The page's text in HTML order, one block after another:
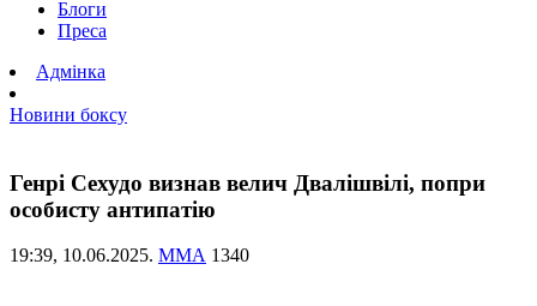
Блоги
Преса
Адмінка
Новини боксу
Генрі Сехудо визнав велич Двалішвілі, попри
особисту антипатію
19:39, 10.06.2025. ММА 1340